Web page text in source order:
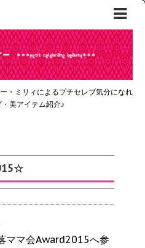
・ミリィによるプチセレブ気分になれ
美アイテム紹介♪
ママ会Award2015へ参